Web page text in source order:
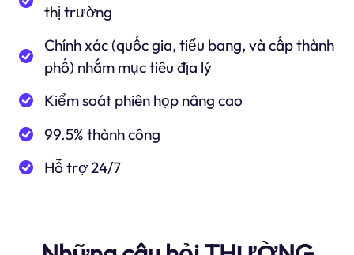
thị trường
Chính xác (quốc gia, tiểu bang, và cấp thành
phố) nhắm mục tiêu địa lý
Kiểm soát phiên họp nâng cao
99.5% thành công
Hỗ trợ 24/7